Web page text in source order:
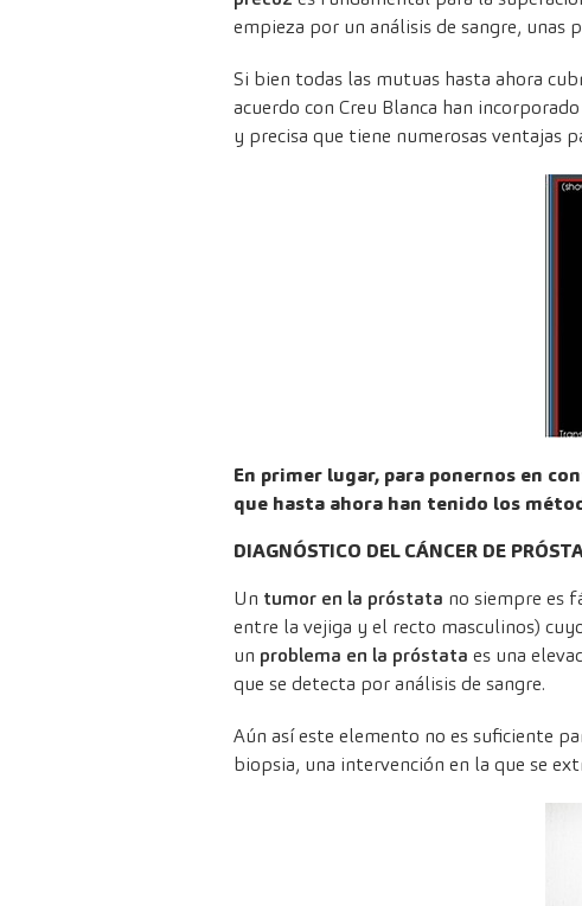
empieza por un análisis de sangre,
Si bien todas las mutuas hasta ahora
acuerdo con Creu Blanca han
y precisa que tiene numerosas ventajas
En primer lugar, para ponernos en
que hasta ahora han tenido los
DIAGNÓSTICO DEL CÁNCER DE
Un tumor en la próstata no siempre es
entre la vejiga y el recto masculinos)
un problema en la próstata es una
que se detecta por análisis de sangre.
Aún así este elemento no es suficiente
biopsia, una intervención en la que se